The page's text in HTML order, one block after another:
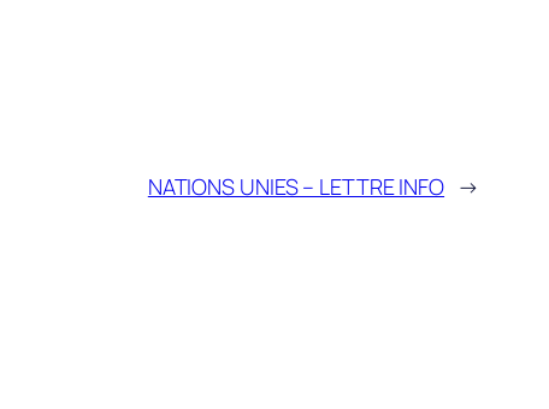
NATIONS UNIES – LETTRE INFO →